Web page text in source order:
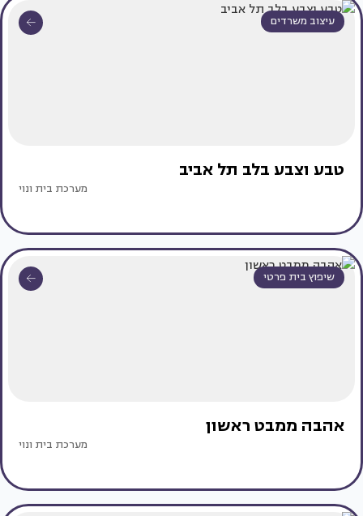
עיצוב משרדים
טבע וצבע בלב תל אביב
מערכת בית ונוי
שיפוץ בית פרטי
אהבה ממבט ראשון
מערכת בית ונוי